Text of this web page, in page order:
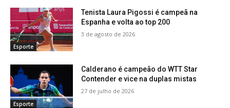
Esporte
Tenista Laura Pigossi é campeã na
Espanha e volta ao top 200
3 de agosto de 2026
Esporte
Calderano é campeão do WTT Star
Contender e vice na duplas mistas
27 de julho de 2026